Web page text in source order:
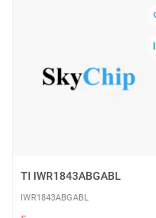
TI IWR1843ABGABL
IWR1843ABGABL